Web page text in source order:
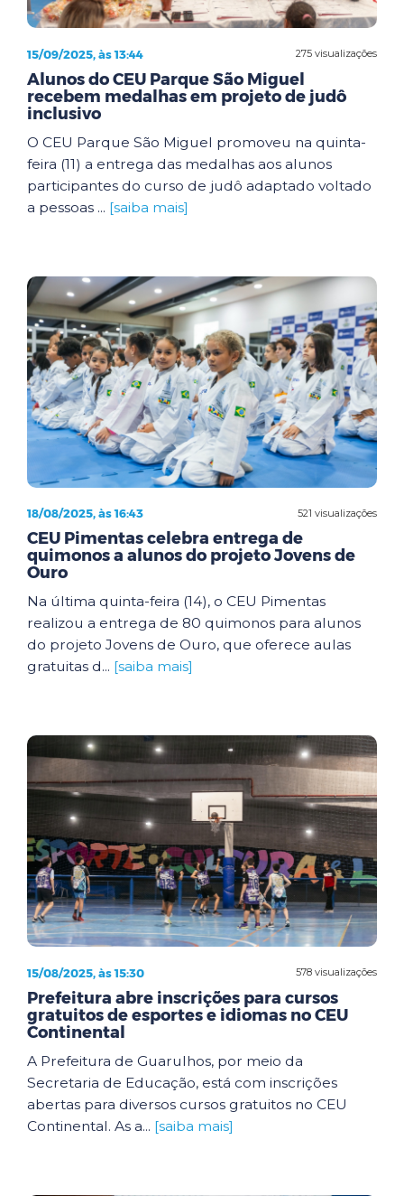
275 visualizações
15/09/2025, às 13:44
Alunos do CEU Parque São Miguel
recebem medalhas em projeto de judô
inclusivo
O CEU Parque São Miguel promoveu na quinta-
feira (11) a entrega das medalhas aos alunos
participantes do curso de judô adaptado voltado
a pessoas ... [saiba mais]
521 visualizações
18/08/2025, às 16:43
CEU Pimentas celebra entrega de
quimonos a alunos do projeto Jovens de
Ouro
Na última quinta-feira (14), o CEU Pimentas
realizou a entrega de 80 quimonos para alunos
do projeto Jovens de Ouro, que oferece aulas
gratuitas d... [saiba mais]
578 visualizações
15/08/2025, às 15:30
Prefeitura abre inscrições para cursos
gratuitos de esportes e idiomas no CEU
Continental
A Prefeitura de Guarulhos, por meio da
Secretaria de Educação, está com inscrições
abertas para diversos cursos gratuitos no CEU
Continental. As a... [saiba mais]